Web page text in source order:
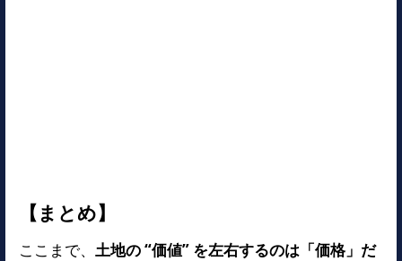
【まとめ】
ここまで、 土地の “価値” を左右するのは「価格」だ